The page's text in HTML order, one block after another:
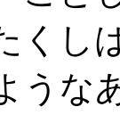
し
うな